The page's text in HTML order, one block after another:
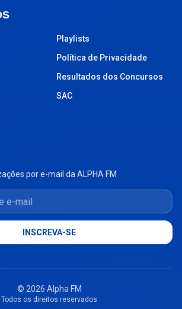
Playlists
Política de Privacidade
Resultados dos Concursos
SAC
por e-mail da ALPHA FM
mail
INSCREVA-SE
© 2026 Alpha FM
Todos os direitos reservados